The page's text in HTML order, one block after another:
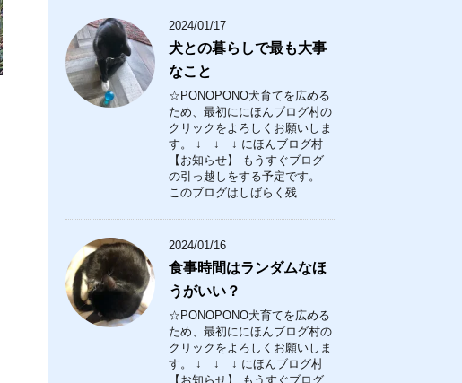
2024/01/17
犬との暮らしで最も大事
なこと
☆PONOPONO犬育てを広める
ため、最初ににほんブログ村の
クリックをよろしくお願いしま
す。 ↓ ↓ ↓ にほんブログ村
【お知らせ】 もうすぐブログ
の引っ越しをする予定です。
このブログはしばらく残 ...
2024/01/16
食事時間はランダムなほ
うがいい？
☆PONOPONO犬育てを広める
ため、最初ににほんブログ村の
クリックをよろしくお願いしま
す。 ↓ ↓ ↓ にほんブログ村
【お知らせ】 もうすぐブログ